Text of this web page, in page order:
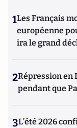
1Les Français
européenne
ira le grand
2Répression en
pendant que
3L’été 2026